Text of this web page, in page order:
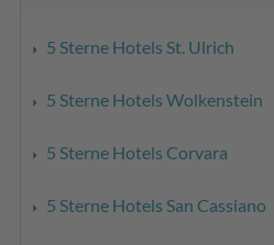
5 Sterne Hotels St. Ulrich
5 Sterne Hotels Wolkenstein
5 Sterne Hotels Corvara
5 Sterne Hotels San Cassiano